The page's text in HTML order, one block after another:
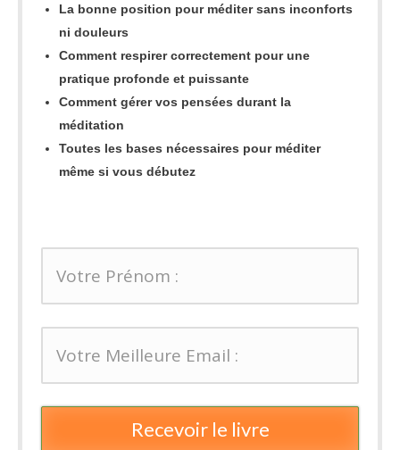
La bonne position pour méditer sans inconforts
ni douleurs
Comment respirer correctement pour une
pratique profonde et puissante
Comment gérer vos pensées durant la
méditation
Toutes les bases nécessaires pour méditer
même si vous débutez
Recevoir le livre